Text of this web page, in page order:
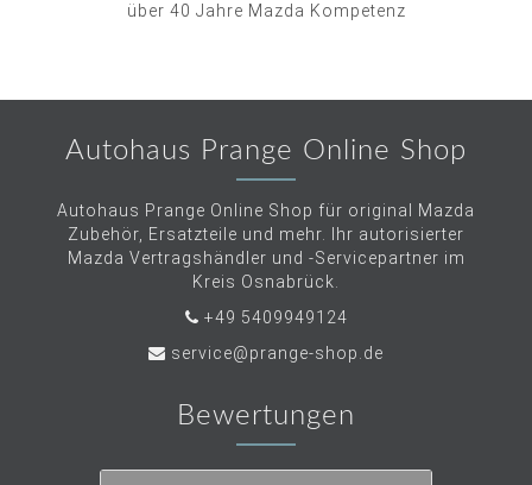
über 40 Jahre Mazda Kompetenz
Autohaus Prange Online Shop
Autohaus Prange Online Shop für original Mazda
Zubehör, Ersatzteile und mehr. Ihr autorisierter
Mazda Vertragshändler und -Servicepartner im
Kreis Osnabrück.
+49 5409949124
service@prange-shop.de
Bewertungen